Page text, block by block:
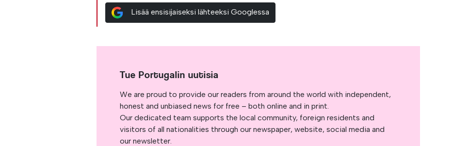
Lisää ensisijaiseksi lähteeksi Googlessa
Tue Portugalin uutisia
We are proud to provide our readers from around the world with independent,
honest and unbiased news for free – both online and in print.
Our dedicated team supports the local community, foreign residents and
visitors of all nationalities through our newspaper, website, social media and
our newsletter.